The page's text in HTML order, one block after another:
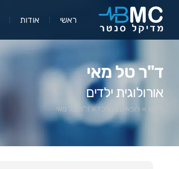
ראשי אודות
ד"ר טל מאי
אורולוגית ילדים
ראשי » רופאים במרכז» ד"ר טל מאי